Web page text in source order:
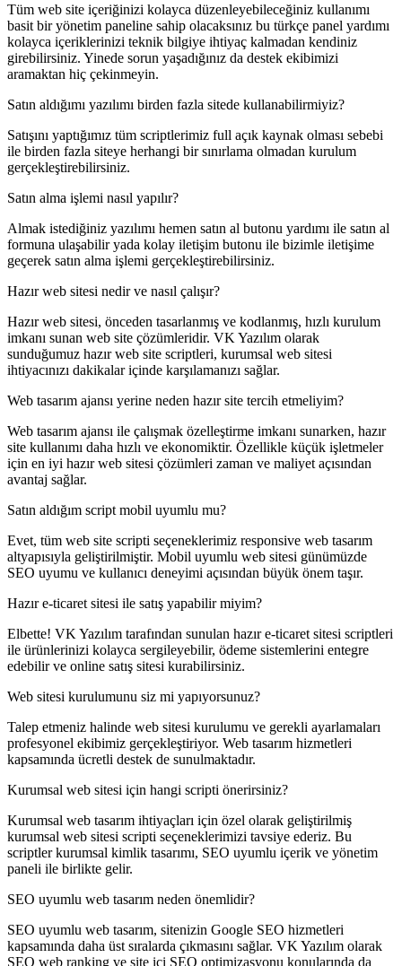
Tüm web site içeriğinizi kolayca düzenleyebileceğiniz kullanımı
basit bir yönetim paneline sahip olacaksınız bu türkçe panel yardımı
kolayca içeriklerinizi teknik bilgiye ihtiyaç kalmadan kendiniz
girebilirsiniz. Yinede sorun yaşadığınız da destek ekibimizi
aramaktan hiç çekinmeyin.
Satın aldığımı yazılımı birden fazla sitede kullanabilirmiyiz?
Satışını yaptığımız tüm scriptlerimiz full açık kaynak olması sebebi
ile birden fazla siteye herhangi bir sınırlama olmadan kurulum
gerçekleştirebilirsiniz.
Satın alma işlemi nasıl yapılır?
Almak istediğiniz yazılımı hemen satın al butonu yardımı ile satın al
formuna ulaşabilir yada kolay iletişim butonu ile bizimle iletişime
geçerek satın alma işlemi gerçekleştirebilirsiniz.
Hazır web sitesi nedir ve nasıl çalışır?
Hazır web sitesi, önceden tasarlanmış ve kodlanmış, hızlı kurulum
imkanı sunan web site çözümleridir. VK Yazılım olarak
sunduğumuz hazır web site scriptleri, kurumsal web sitesi
ihtiyacınızı dakikalar içinde karşılamanızı sağlar.
Web tasarım ajansı yerine neden hazır site tercih etmeliyim?
Web tasarım ajansı ile çalışmak özelleştirme imkanı sunarken, hazır
site kullanımı daha hızlı ve ekonomiktir. Özellikle küçük işletmeler
için en iyi hazır web sitesi çözümleri zaman ve maliyet açısından
avantaj sağlar.
Satın aldığım script mobil uyumlu mu?
Evet, tüm web site scripti seçeneklerimiz responsive web tasarım
altyapısıyla geliştirilmiştir. Mobil uyumlu web sitesi günümüzde
SEO uyumu ve kullanıcı deneyimi açısından büyük önem taşır.
Hazır e-ticaret sitesi ile satış yapabilir miyim?
Elbette! VK Yazılım tarafından sunulan hazır e-ticaret sitesi scriptleri
ile ürünlerinizi kolayca sergileyebilir, ödeme sistemlerini entegre
edebilir ve online satış sitesi kurabilirsiniz.
Web sitesi kurulumunu siz mi yapıyorsunuz?
Talep etmeniz halinde web sitesi kurulumu ve gerekli ayarlamaları
profesyonel ekibimiz gerçekleştiriyor. Web tasarım hizmetleri
kapsamında ücretli destek de sunulmaktadır.
Kurumsal web sitesi için hangi scripti önerirsiniz?
Kurumsal web tasarım ihtiyaçları için özel olarak geliştirilmiş
kurumsal web sitesi scripti seçeneklerimizi tavsiye ederiz. Bu
scriptler kurumsal kimlik tasarımı, SEO uyumlu içerik ve yönetim
paneli ile birlikte gelir.
SEO uyumlu web tasarım neden önemlidir?
SEO uyumlu web tasarım, sitenizin Google SEO hizmetleri
kapsamında daha üst sıralarda çıkmasını sağlar. VK Yazılım olarak
SEO web ranking ve site içi SEO optimizasyonu konularında da